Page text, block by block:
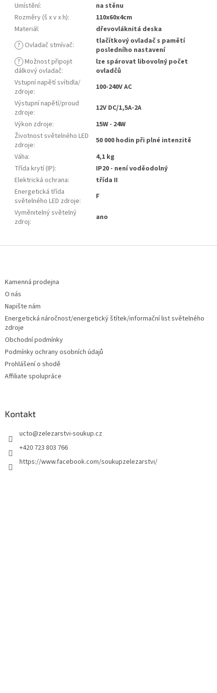
Umístění:
na stěnu
Rozměry (š x v x h):
110x60x4cm
Materiál:
dřevovláknitá deska
? Ovladač stmívač:
tlačítkový ovladač s pamětí
posledního nastavení
? Možnost připojit
dálkový ovladač:
lze spárovat libovolný počet
ovladčů
Vstupní napětí svítidla/
zdroje:
100-240V AC
Výstupní napětí/proud
zdroje:
12V DC/1,5A-2A
Výkon zdroje:
15W - 24W
Životnost světelného LED
zdroje:
50 000 hodin při plné intenzitě
Váha:
4,1 kg
Třída krytí (IP):
IP20 - není voděodolný
Elektrická ochrana:
třída II
Energetická třída
světelného LED zdroje:
F
Vyměnitelný světelný
zdroj: ano
Kamenná prodejna
O nás
Napište nám
Energetická náročnost/energetický štítek/informační list světelného
zdroje
Obchodní podmínky
Podmínky ochrany osobních údajů
Prohlášení o shodě
Affiliate spolupráce
Kontakt
ucto@zelezarstvi-soukup.cz
+420 723 803 766
https://www.facebook.com/soukupzelezarstvi/